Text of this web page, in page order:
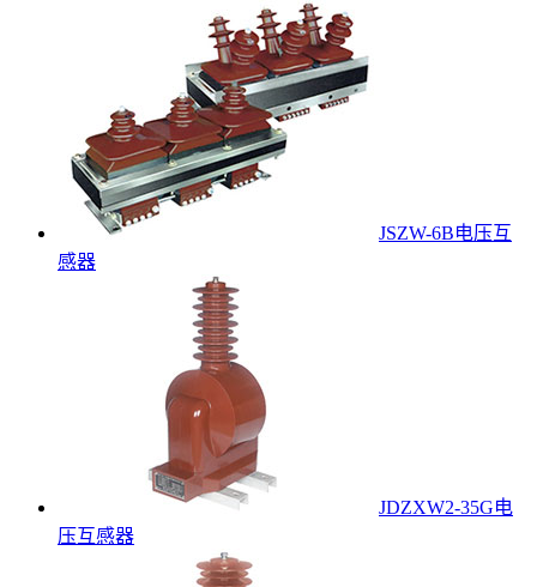
JSZW-6B电压互
感器
JDZXW2-35G电
压互感器